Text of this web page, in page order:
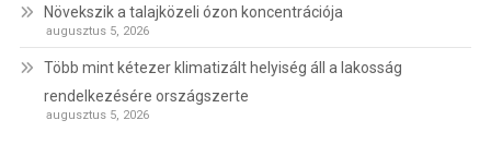
Növekszik a talajközeli ózon koncentrációja
augusztus 5, 2026
Több mint kétezer klimatizált helyiség áll a lakosság
rendelkezésére országszerte
augusztus 5, 2026